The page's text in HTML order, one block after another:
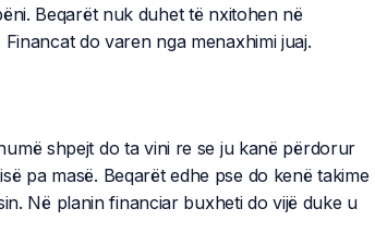
Beqarët nuk duhet të nxitohen në
do varen nga menaxhimi juaj.
shpejt do ta vini re se ju kanë përdorur
pa masë. Beqarët edhe pse do kenë takime
Në planin financiar buxheti do vijë duke u